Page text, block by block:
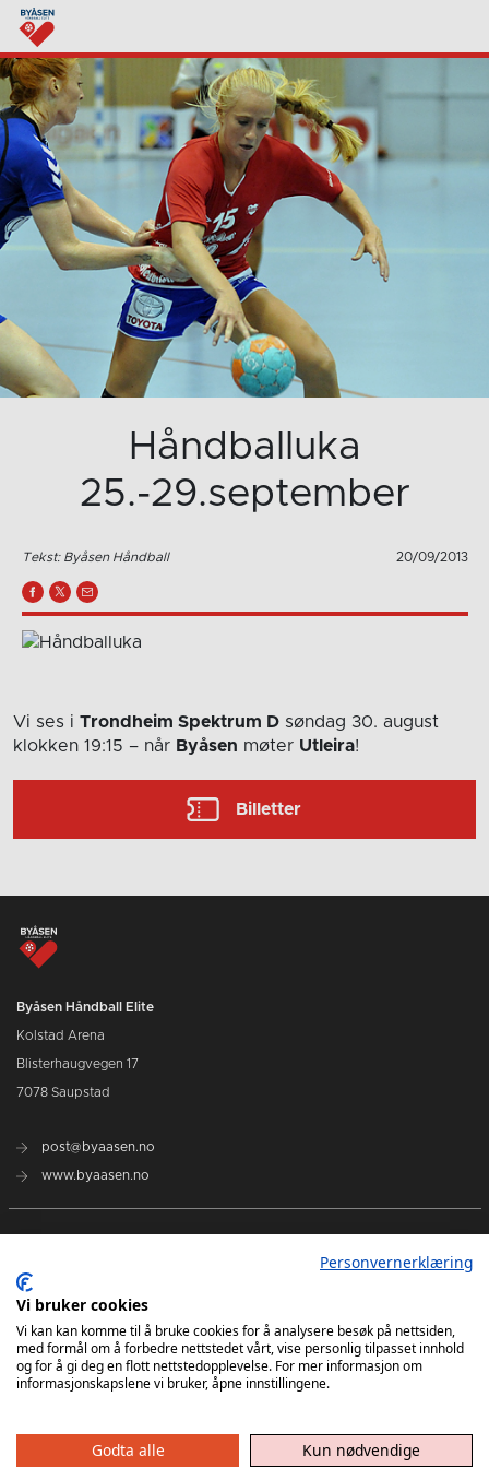
Håndballuka
25.-29.september
Tekst: Byåsen Håndball 20/09/2013
Vi ses i Trondheim Spektrum D søndag 30. august
klokken 19:15 – når Byåsen møter Utleira!
Billetter
Byåsen Håndball Elite
Kolstad Arena
Blisterhaugvegen 17
7078 Saupstad
post@byaasen.no
www.byaasen.no
Kommende kamper
Kontakt oss
Personvernerklæring
Vi bruker cookies
Vi kan kan komme til å bruke cookies for å analysere besøk på nettsiden,
med formål om å forbedre nettstedet vårt, vise personlig tilpasset innhold
og for å gi deg en flott nettstedopplevelse. For mer informasjon om
informasjonskapslene vi bruker, åpne innstillingene.
Godta alle Kun nødvendige